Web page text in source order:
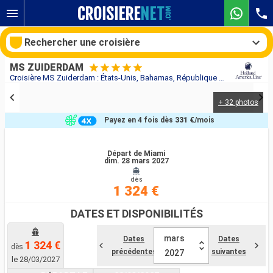
Croisière MS Zuiderdam : États-Unis, Bahamas, République Dominicaine, Bonaire, Aruba au départ de Miami
MS ZUIDERDAM
+ 32 photos
Départ de Miami
dim. 28 mars 2027
dès
1 324 €
Payez en 4 fois dès 331 €/mois
DATES ET DISPONIBILITÉS
dès 1 324 €
le 28/03/2027
Dates
précédentes
mars
2027
Dates
suivantes
Rechercher une croisière
Compagnies
Rechercher